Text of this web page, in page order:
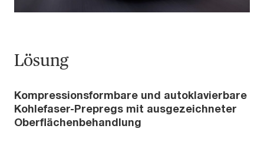
Lösung
Kompressionsformbare und autoklavierbare
Kohlefaser-Prepregs mit ausgezeichneter
Oberflächenbehandlung